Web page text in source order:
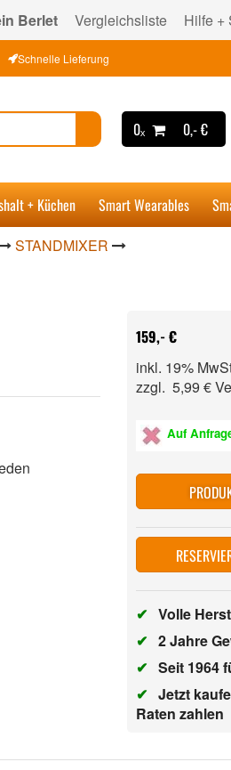
Berlet Vergleichsliste Hilfe +
Schnelle Lieferung
0ₓ 0,- €
+ Küchen Smart Wearables
STANDMIXER
159,- €
inkl. 19%
zzgl. 5,99 €
Auf
✔ Volle
✔ 2 Jahre
✔ Seit 1964
✔ Jetzt
Raten zahlen